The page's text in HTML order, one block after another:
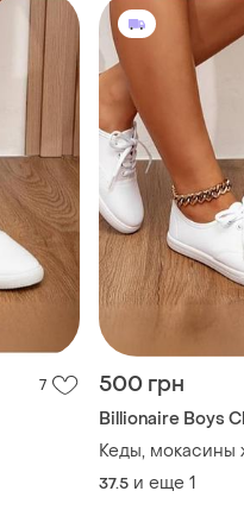
7 500 грн
Billionaire Boys
Кеды, мокасины
37.5 и еще 1